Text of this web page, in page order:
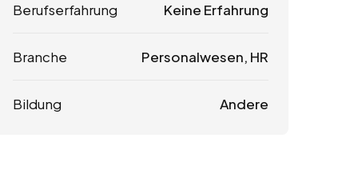
Berufserfahrung Keine Erfahrung
Branche Personalwesen, HR
Bildung Andere